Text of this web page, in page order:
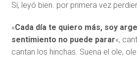
Sí, leyó bien. por primera vez
«Cada día te quiero más, soy
sentimiento no puede parar«,
cantan los hinchas. Suena el ole,